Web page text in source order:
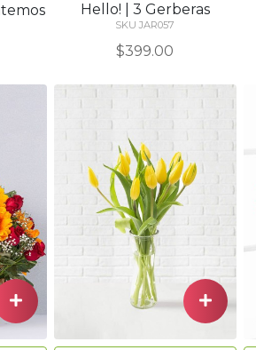
Hello! | 3 Gerberas
SKU JAR057
$399.00